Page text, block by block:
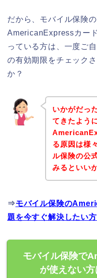
だから、モバイル保険
AmericanExpressカー
っている方は、一度ご
の有効期限をチェック
か？
いかがだっ
てきたよう
る原因は様
ル保険の公
みるといい
⇒モバイル保険の
題を今すぐ解決したい
モバイル保険で
が使えない